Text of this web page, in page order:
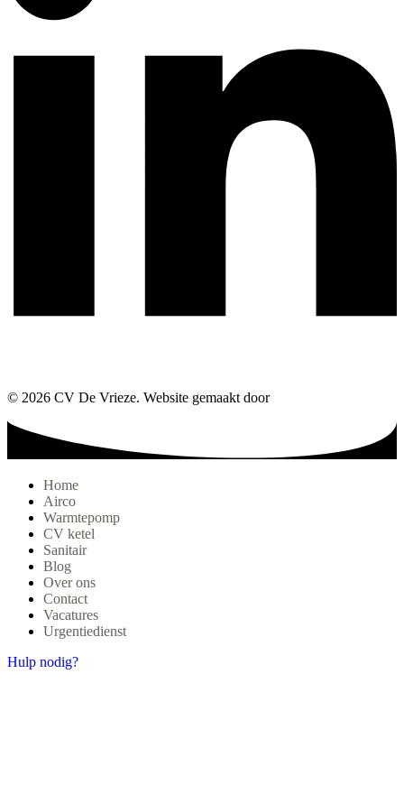
© 2026 CV De Vrieze. Website gemaakt door
Home
Airco
Warmtepomp
CV ketel
Sanitair
Blog
Over ons
Contact
Vacatures
Urgentiedienst
Hulp nodig?